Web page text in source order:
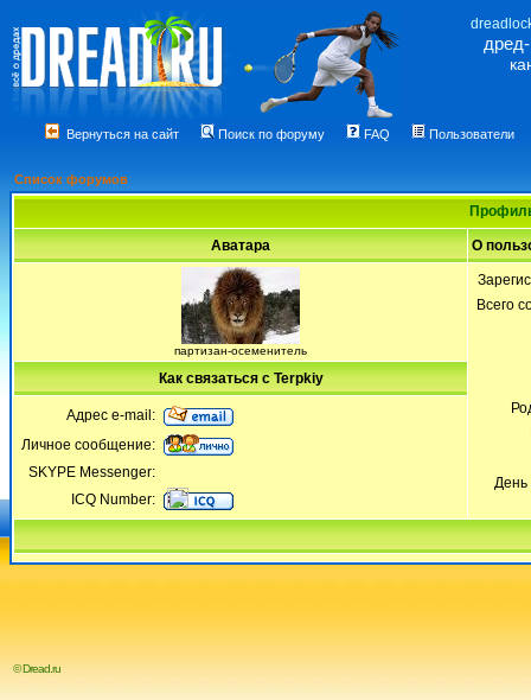
Вернуться на сайт Поиск по форуму FAQ Пользователи
Список форумов
Аватара О
партизан-осеменитель
Всего
День
Как связаться с Terpkiy
Адрес e-mail:
Личное сообщение:
SKYPE Messenger:
ICQ Number:
© Dread.ru